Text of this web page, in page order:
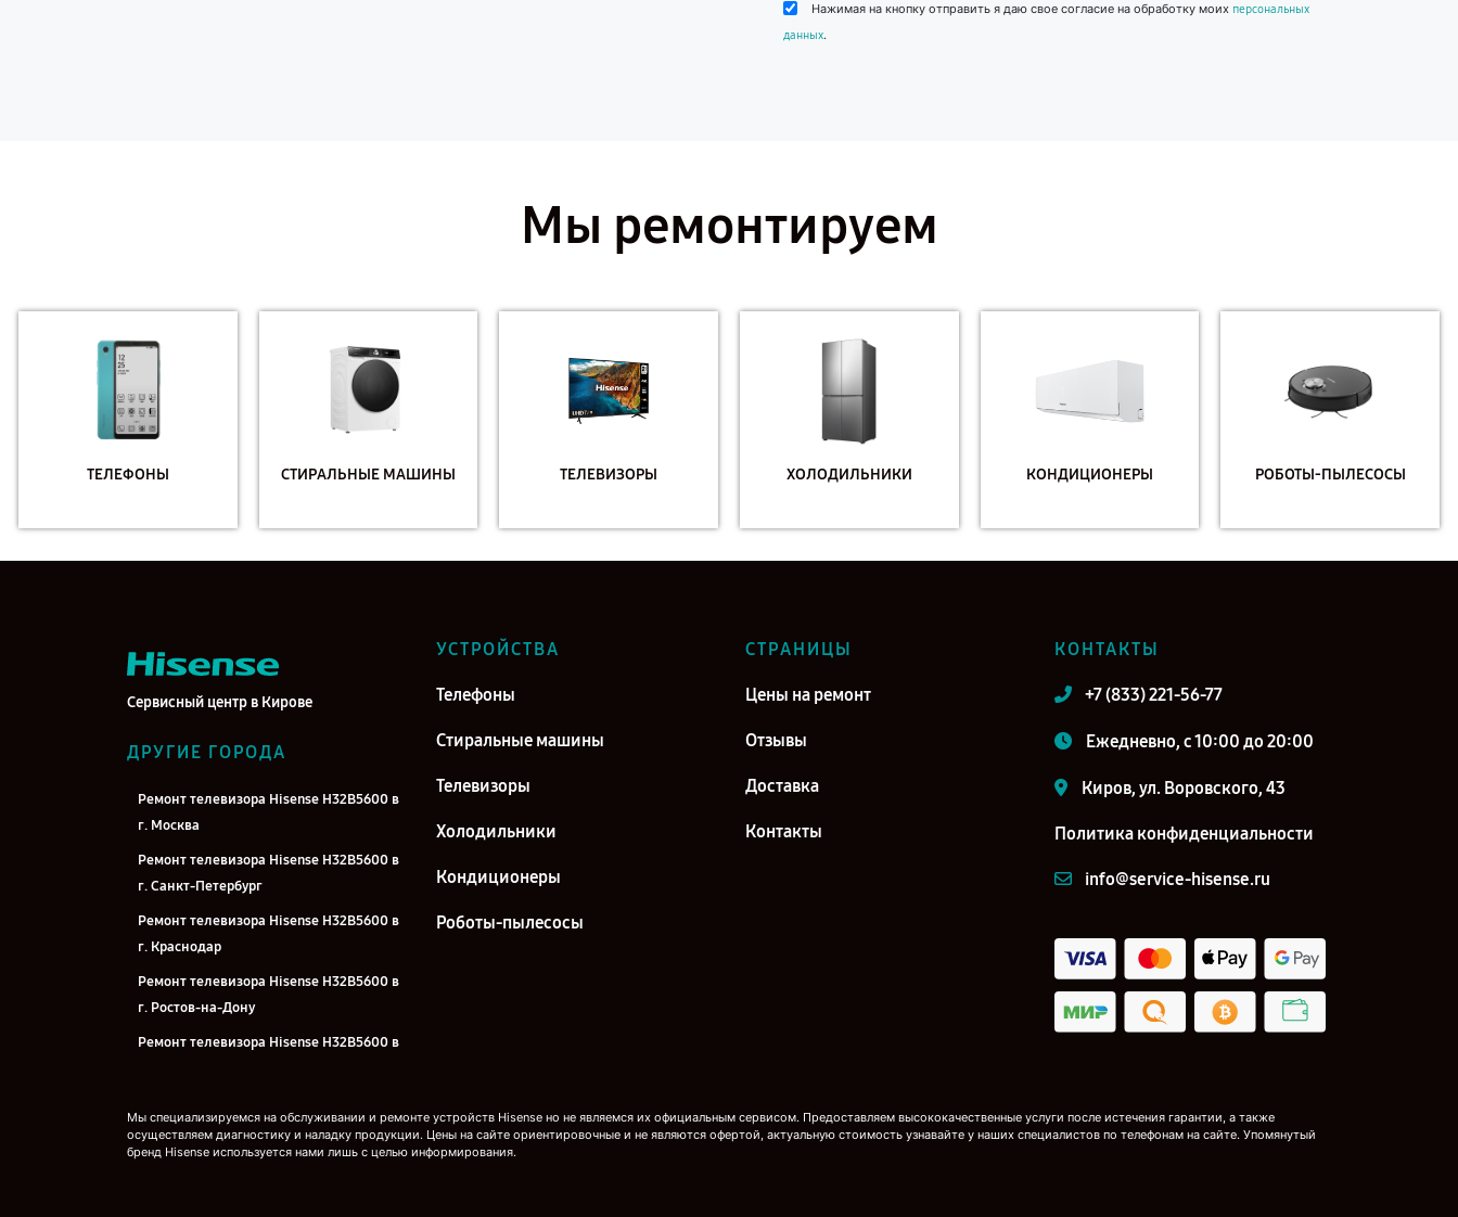
Нажимая на кнопку отправить я даю свое согласие на обработку моих персональных
данных.
Мы ремонтируем
ТЕЛЕФОНЫ СТИРАЛЬНЫЕ МАШИНЫ ТЕЛЕВИЗОРЫ ХОЛОДИЛЬНИКИ КОНДИЦИОНЕРЫ РОБОТЫ-ПЫЛЕСОСЫ
Сервисный центр в Кирове
ДРУГИЕ ГОРОДА
Ремонт телевизора Hisense H32B5600 в
г. Москва
Ремонт телевизора Hisense H32B5600 в
г. Санкт-Петербург
Ремонт телевизора Hisense H32B5600 в
г. Краснодар
Ремонт телевизора Hisense H32B5600 в
г. Ростов-на-Дону
Ремонт телевизора Hisense H32B5600 в
г. Новосибирск
Ремонт телевизора Hisense H32B5600 в
УСТРОЙСТВА
Телефоны
Стиральные машины
Телевизоры
Холодильники
Кондиционеры
Роботы-пылесосы
СТРАНИЦЫ
Цены на ремонт
Отзывы
Доставка
Контакты
КОНТАКТЫ
+7 (833) 221-56-77
Ежедневно, с 10:00 до 20:00
Киров, ул. Воровского, 43
Политика конфиденциальности
info@service-hisense.ru
Мы специализируемся на обслуживании и ремонте устройств Hisense но не являемся их официальным сервисом. Предоставляем высококачественные услуги после истечения гарантии, а также
осуществляем диагностику и наладку продукции. Цены на сайте ориентировочные и не являются офертой, актуальную стоимость узнавайте у наших специалистов по телефонам на сайте. Упомянутый
бренд Hisense используется нами лишь с целью информирования.